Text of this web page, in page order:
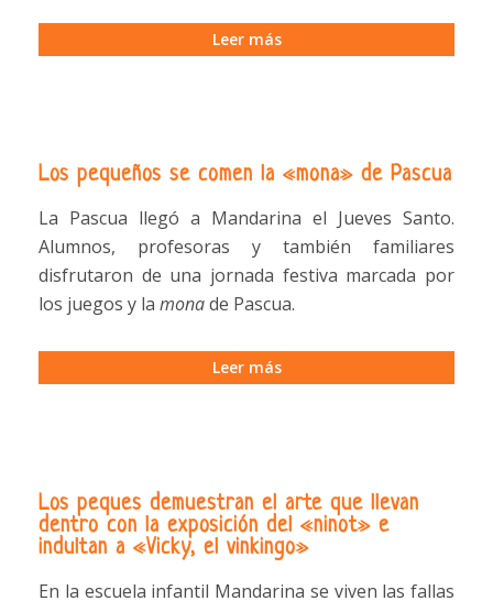
Leer más
Los pequeños se comen la «mona» de Pascua
La Pascua llegó a Mandarina el Jueves Santo.
Alumnos, profesoras y también familiares
disfrutaron de una jornada festiva marcada por
los juegos y la monade Pascua.
Leer más
Los peques demuestran el arte que llevan
dentro con la exposición del «ninot» e
indultan a «Vicky, el vinkingo»
En la escuela infantil Mandarina se viven las fallas